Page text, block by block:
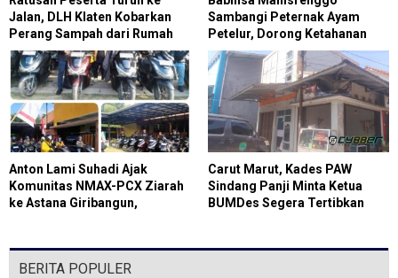
Jalan, DLH Klaten Kobarkan
Perang Sampah dari Rumah
Sambangi Peternak Ayam
Petelur, Dorong Ketahanan
Pangan
Anton Lami Suhadi Ajak
Komunitas NMAX-PCX Ziarah
ke Astana Giribangun,
Carut Marut, Kades PAW
Sindang Panji Minta Ketua
BUMDes Segera Tertibkan
BERITA POPULER